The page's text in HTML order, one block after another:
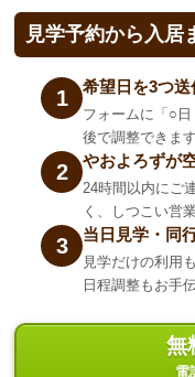
見学予約から入居
1 希望日を3つ送
フォームに「○
後で調整できます
2 やおよろずが
24時間以内にご
く、しつこい営
3 当日見学・同
見学だけの利用
日程調整もお手
無
電